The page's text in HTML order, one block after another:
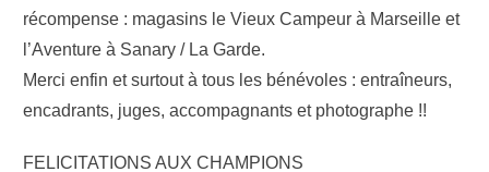
récompense : magasins le Vieux Campeur à Marseille et
l’Aventure à Sanary / La Garde.
Merci enfin et surtout à tous les bénévoles : entraîneurs,
encadrants, juges, accompagnants et photographe !!
FELICITATIONS AUX CHAMPIONS